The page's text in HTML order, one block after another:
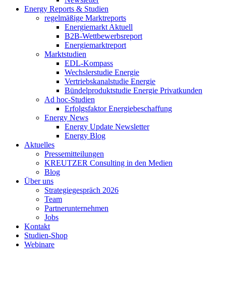
Energy Reports & Studien
regelmäßige Marktreports
Energiemarkt Aktuell
B2B-Wettbewerbsreport
Energiemarktreport
Marktstudien
EDL-Kompass
Wechslerstudie Energie
Vertriebskanalstudie Energie
Bündelproduktstudie Energie Privatkunden
Ad hoc-Studien
Erfolgsfaktor Energiebeschaffung
Energy News
Energy Update Newsletter
Energy Blog
Aktuelles
Pressemitteilungen
KREUTZER Consulting in den Medien
Blog
Über uns
Strategiegespräch 2026
Team
Partnerunternehmen
Jobs
Kontakt
Studien-Shop
Webinare